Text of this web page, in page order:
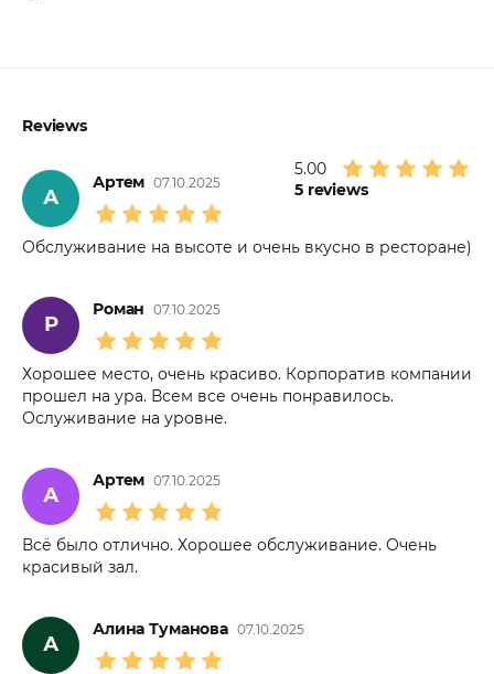
Reviews
5.00
5reviews
А
Артем 07.10.2025
Обслуживание на высоте и очень вкусно в ресторане)
Р
Роман 07.10.2025
Хорошее место, очень красиво. Корпоратив компании
прошел на ура. Всем все очень понравилось.
Ослуживание на уровне.
А
Артем 07.10.2025
Всё было отлично. Хорошее обслуживание. Очень
красивый зал.
А
Алина Туманова 07.10.2025